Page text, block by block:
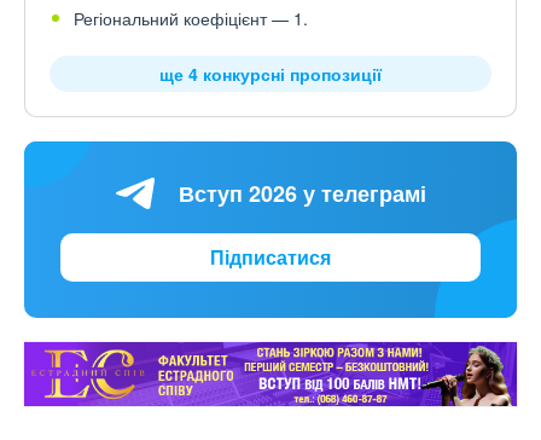
Регіональний коефіцієнт — 1.
ще 4 конкурсні пропозиції
Вступ 2026 у телеграмі
Підписатися